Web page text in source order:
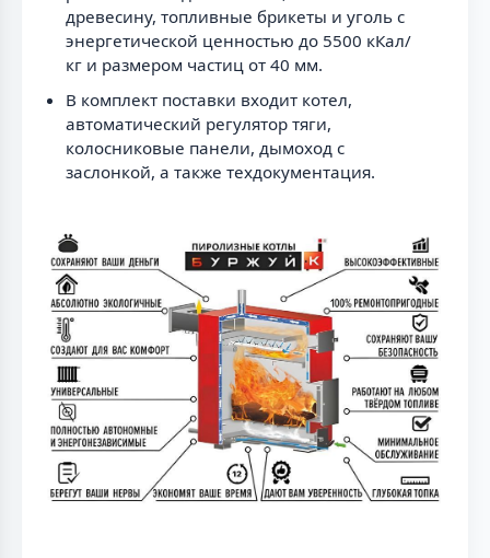
древесину, топливные брикеты и уголь с
энергетической ценностью до 5500 кКал/
кг и размером частиц от 40 мм.
В комплект поставки входит котел,
автоматический регулятор тяги,
колосниковые панели, дымоход с
заслонкой, а также техдокументация.